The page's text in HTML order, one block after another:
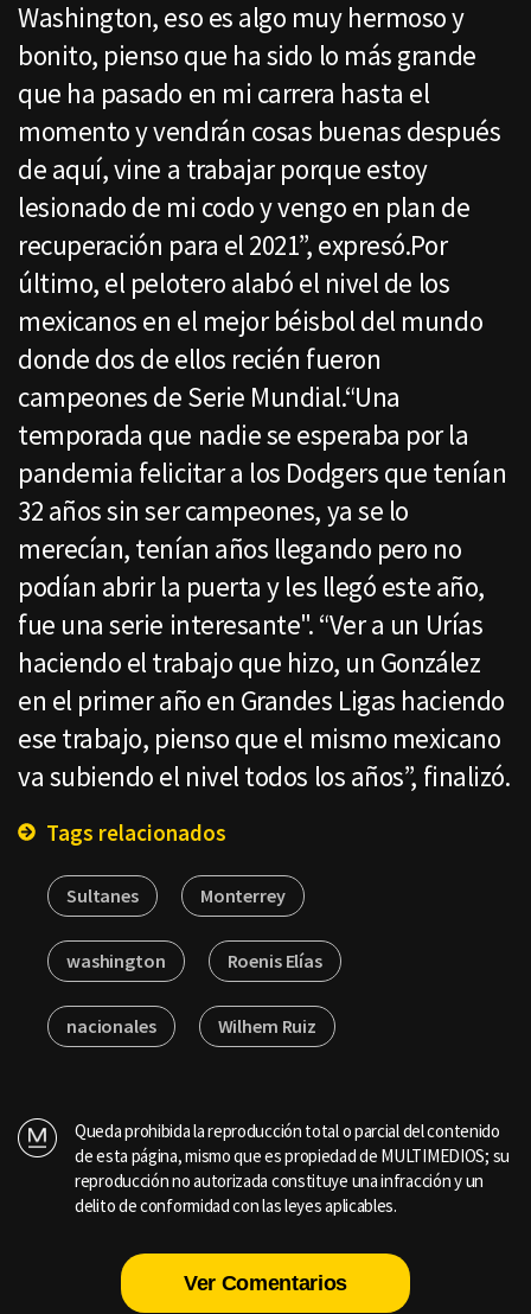
Washington, eso es algo muy hermoso y
bonito, pienso que ha sido lo más grande
que ha pasado en mi carrera hasta el
momento y vendrán cosas buenas después
de aquí, vine a trabajar porque estoy
lesionado de mi codo y vengo en plan de
recuperación para el 2021”, expresó.Por
último, el pelotero alabó el nivel de los
mexicanos en el mejor béisbol del mundo
donde dos de ellos recién fueron
campeones de Serie Mundial.“Una
temporada que nadie se esperaba por la
pandemia felicitar a los Dodgers que tenían
32 años sin ser campeones, ya se lo
merecían, tenían años llegando pero no
podían abrir la puerta y les llegó este año,
fue una serie interesante". “Ver a un Urías
haciendo el trabajo que hizo, un González
en el primer año en Grandes Ligas haciendo
ese trabajo, pienso que el mismo mexicano
va subiendo el nivel todos los años”, finalizó.
Tags relacionados
Sultanes Monterrey
washington Roenis Elías
nacionales Wilhem Ruiz
Queda prohibida la reproducción total o parcial del contenido
de esta página, mismo que es propiedad de MULTIMEDIOS; su
reproducción no autorizada constituye una infracción y un
delito de conformidad con las leyes aplicables.
Ver Comentarios